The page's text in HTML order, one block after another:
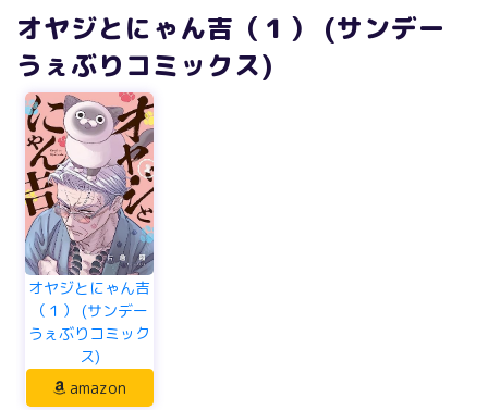
オヤジとにゃん吉（１） (サンデー
うぇぶりコミックス)
オヤジとにゃん吉
（１） (サンデー
うぇぶりコミック
ス)
amazon